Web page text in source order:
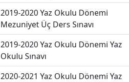
2019-2020 Yaz Okulu Dönemi
Mezuniyet Üç Ders Sınavı
2019-2020 Yaz Okulu Dönemi Yaz
Okulu Sınavı
2020-2021 Yaz Okulu Dönemi Yaz